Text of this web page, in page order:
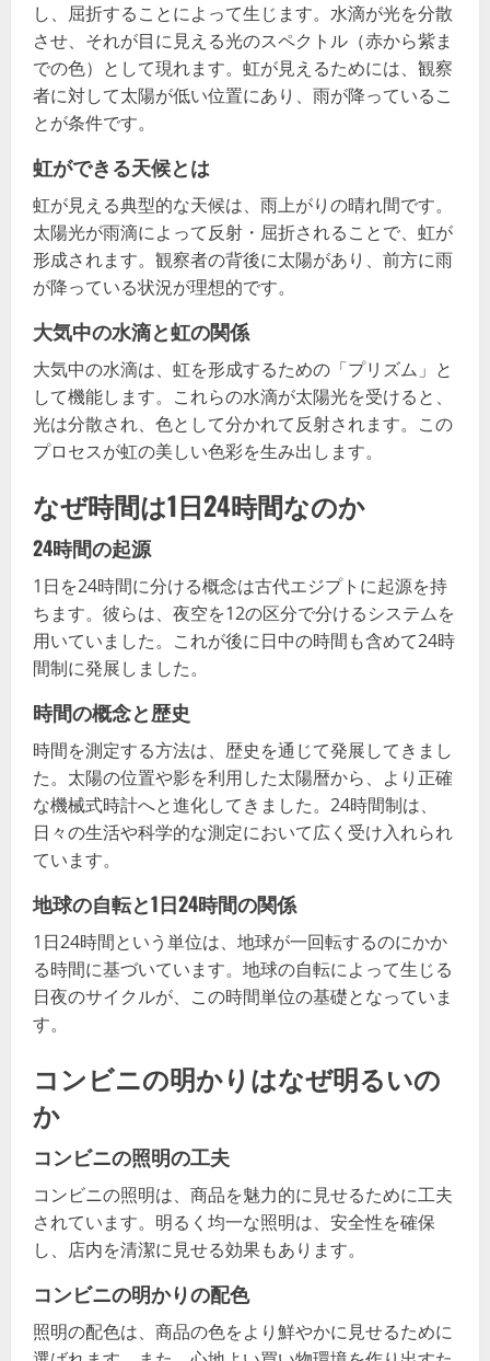
し、屈折することによって生じます。水滴が光を分散
させ、それが目に見える光のスペクトル（赤から紫ま
での色）として現れます。虹が見えるためには、観察
者に対して太陽が低い位置にあり、雨が降っているこ
とが条件です。
虹ができる天候とは
虹が見える典型的な天候は、雨上がりの晴れ間です。
太陽光が雨滴によって反射・屈折されることで、虹が
形成されます。観察者の背後に太陽があり、前方に雨
が降っている状況が理想的です。
大気中の水滴と虹の関係
大気中の水滴は、虹を形成するための「プリズム」と
して機能します。これらの水滴が太陽光を受けると、
光は分散され、色として分かれて反射されます。この
プロセスが虹の美しい色彩を生み出します。
なぜ時間は1日24時間なのか
24時間の起源
1日を24時間に分ける概念は古代エジプトに起源を持
ちます。彼らは、夜空を12の区分で分けるシステムを
用いていました。これが後に日中の時間も含めて24時
間制に発展しました。
時間の概念と歴史
時間を測定する方法は、歴史を通じて発展してきまし
た。太陽の位置や影を利用した太陽暦から、より正確
な機械式時計へと進化してきました。24時間制は、
日々の生活や科学的な測定において広く受け入れられ
ています。
地球の自転と1日24時間の関係
1日24時間という単位は、地球が一回転するのにかか
る時間に基づいています。地球の自転によって生じる
日夜のサイクルが、この時間単位の基礎となっていま
す。
コンビニの明かりはなぜ明るいの
か
コンビニの照明の工夫
コンビニの照明は、商品を魅力的に見せるために工夫
されています。明るく均一な照明は、安全性を確保
し、店内を清潔に見せる効果もあります。
コンビニの明かりの配色
照明の配色は、商品の色をより鮮やかに見せるために